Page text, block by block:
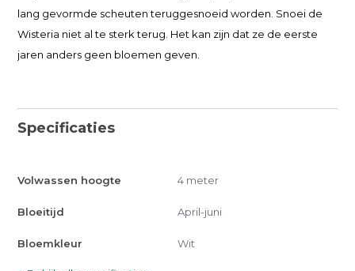
lang gevormde scheuten teruggesnoeid worden. Snoei de
Wisteria niet al te sterk terug. Het kan zijn dat ze de eerste
jaren anders geen bloemen geven.
Specificaties
Volwassen hoogte 4 meter
Bloeitijd April-juni
Bloemkleur Wit